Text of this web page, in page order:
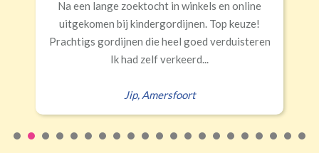
Na een lange zoektocht in winkels en online
uitgekomen bij kindergordijnen. Top keuze!
Prachtigs gordijnen die heel goed verduisteren
Ik had zelf verkeerd...
,Amersfoort